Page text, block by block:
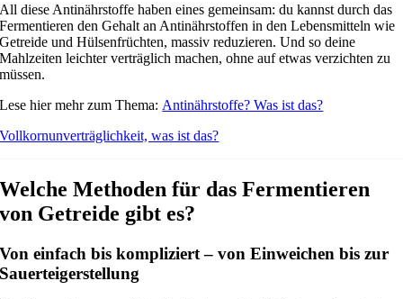
All diese Antinährstoffe haben eines gemeinsam: du kannst durch das
Fermentieren den Gehalt an Antinährstoffen in den Lebensmitteln wie
Getreide und Hülsenfrüchten, massiv reduzieren. Und so deine
Mahlzeiten leichter verträglich machen, ohne auf etwas verzichten zu
müssen.
Lese hier mehr zum Thema: Antinährstoffe? Was ist das?
Vollkornunverträglichkeit, was ist das?
Welche Methoden für das Fermentieren
von Getreide gibt es?
Von einfach bis kompliziert – von Einweichen bis zur
Sauerteigerstellung